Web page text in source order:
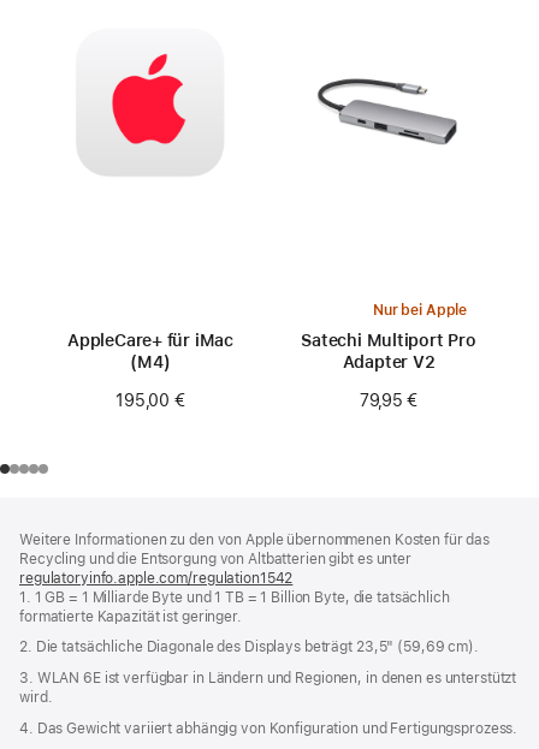
AppleCare+ für iMac
(M4)
195,00 €
Nur bei Apple
Satechi Multiport Pro
Adapter V2
79,95 €
Weitere Informationen zu den von Apple übernommenen Kosten für das
Recycling und die Entsorgung von Altbatterien gibt es unter
regulatoryinfo.apple.com/regulation1542
ein
1. 1 GB = 1 Milliarde Byte und 1 TB = 1 Billion Byte, die tatsächlich
formatierte Kapazität ist geringer.
2. Die tatsächliche Diagonale des Displays beträgt 23,5" (59,69 cm).
3. WLAN 6E ist verfügbar in Ländern und Regionen, in denen es unterstützt
wird.
4. Das Gewicht variiert abhängig von Konfiguration und Fertigungsprozess.